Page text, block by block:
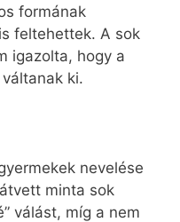
formának
feltehettek. A sok
igazolta, hogy a
ki.
nevelése
minta sok
válást, míg a nem